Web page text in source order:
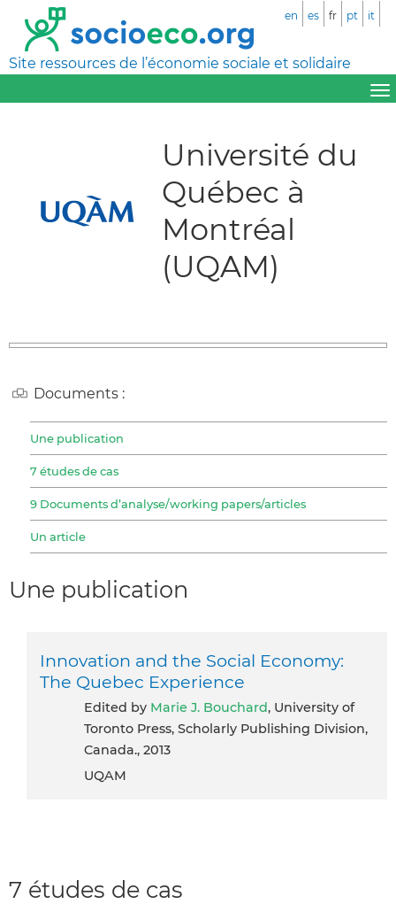
Site ressources de l’économie sociale et solidaire
en es fr pt it
Université du
Québec à
Montréal
(UQAM)
Documents :
Une publication
7 études de cas
9 Documents d’analyse/working papers/articles
Un article
Une publication
Innovation and the Social Economy:
The Quebec Experience
Edited by Marie J. Bouchard, University of
Toronto Press, Scholarly Publishing Division,
Canada., 2013
UQAM
7 études de cas